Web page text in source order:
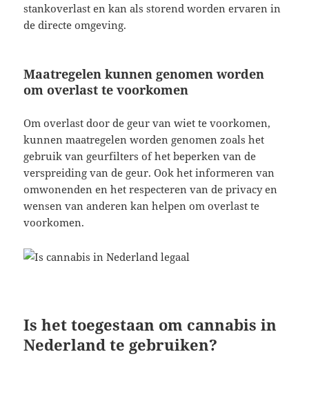
stankoverlast en kan als storend worden ervaren in
de directe omgeving.
Maatregelen kunnen genomen worden
om overlast te voorkomen
Om overlast door de geur van wiet te voorkomen,
kunnen maatregelen worden genomen zoals het
gebruik van geurfilters of het beperken van de
verspreiding van de geur. Ook het informeren van
omwonenden en het respecteren van de privacy en
wensen van anderen kan helpen om overlast te
voorkomen.
Is het toegestaan om cannabis in
Nederland te gebruiken?